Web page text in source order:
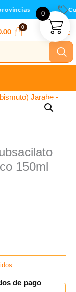
150ml
de pago
0